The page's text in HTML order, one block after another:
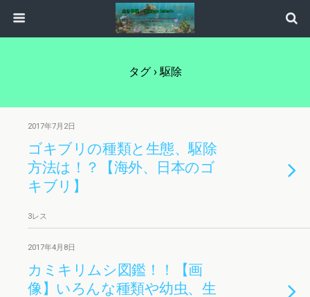
タグ › 駆除
2017年7月2日
ゴキブリの種類と生態、駆除
方法は！？【海外、日本のゴ
キブリ】
3レス
2017年4月8日
カミキリムシ図鑑！！【画
像】いろんな種類や幼虫、生